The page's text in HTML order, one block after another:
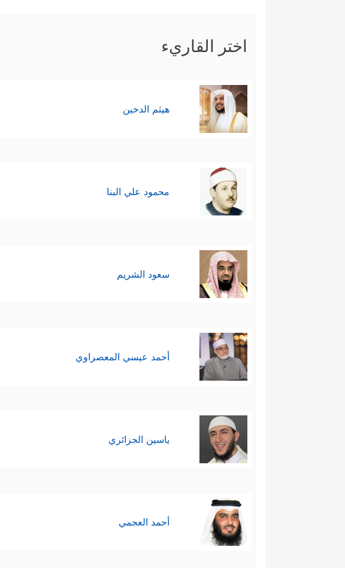
اختر القاريء
هيثم الدخين
محمود علي البنا
سعود الشريم
أحمد عيسي المعصراوي
ياسين الجزائري
أحمد العجمي